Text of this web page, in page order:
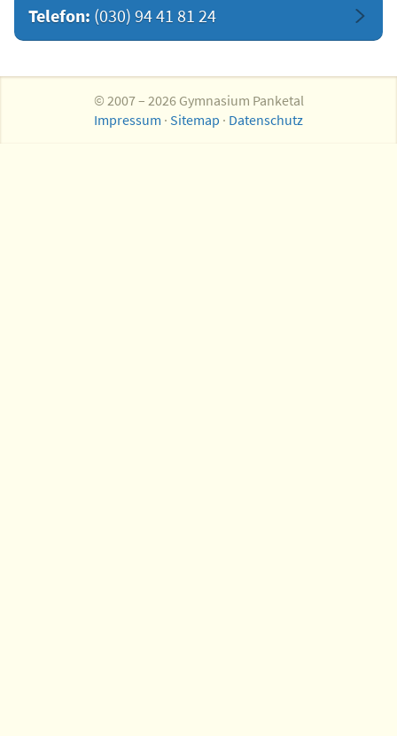
Telefon: (030) 94 41 81 24
© 2007 – 2026 Gymnasium Panketal
Impressum · Sitemap · Datenschutz